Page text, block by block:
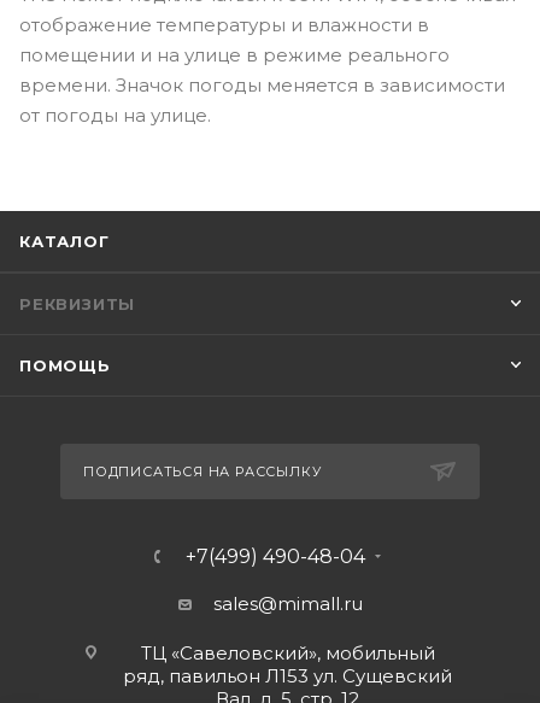
отображение температуры и влажности в
помещении и на улице в режиме реального
времени. Значок погоды меняется в зависимости
от погоды на улице.
КАТАЛОГ
РЕКВИЗИТЫ
ПОМОЩЬ
ПОДПИСАТЬСЯ НА РАССЫЛКУ
+7(499) 490-48-04
sales@mimall.ru
ТЦ «Савеловский», мобильный
ряд, павильон Л153 ул. Сущевский